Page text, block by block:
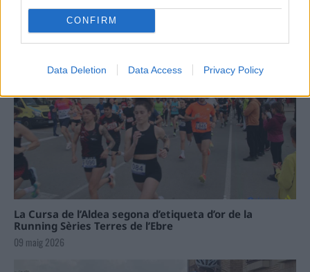
CONFIRM
Data Deletion Data Access Privacy Policy
La Cursa de l’Aldea segona d’etiqueta d’or de la
Running Sèries Terres de l’Ebre
09 maig 2026